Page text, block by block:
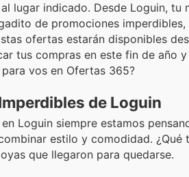
lugar indicado. Desde Loguin,
de promociones
ofertas estarán disponibles
tus compras en este fin de año
vos en Ofertas 365?
de Loguin
Loguin siempre estamos
estilo y comodidad.
que llegaron para quedarse.